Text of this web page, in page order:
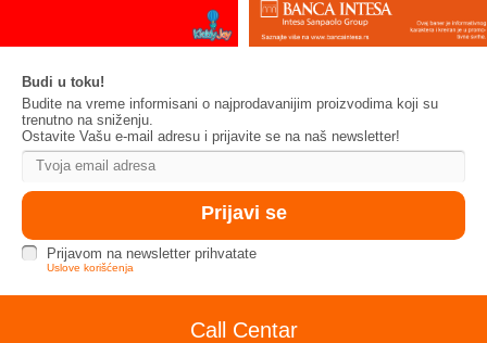
Budi u toku!
Budite na vreme informisani o najprodavanijim proizvodima koji su
trenutno na sniženju.
Ostavite Vašu e-mail adresu i prijavite se na naš newsletter!
Prijavom na newsletter prihvatate
Uslove korišćenja
Call Centar